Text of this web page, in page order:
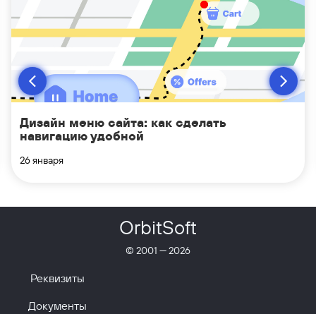
Дизайн меню сайта: как сделать
навигацию удобной
26 января
OrbitSoft
© 2001 —2026
Реквизиты
Документы